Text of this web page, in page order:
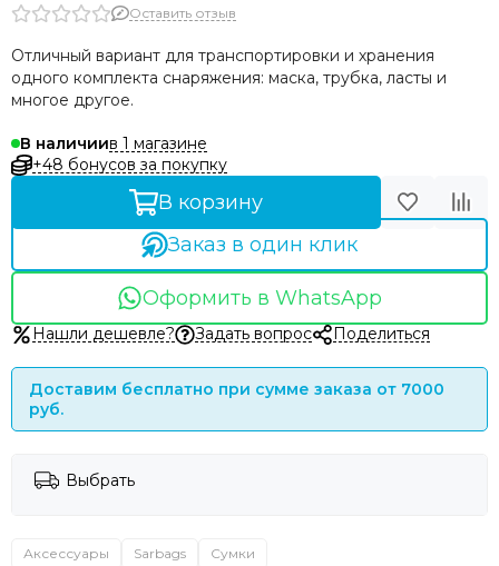
Оставить отзыв
Отличный вариант для транспортировки и хранения
одного комплекта снаряжения: маска, трубка, ласты и
многое другое.
В наличиив 1 магазине
+48 бонусов за покупку
В корзину
Заказ в один клик
Оформить в WhatsApp
Нашли дешевле? Задать вопрос Поделиться
Доставим бесплатно при сумме заказа от 7000
руб.
Выбрать
Аксессуары Sarbags Сумки